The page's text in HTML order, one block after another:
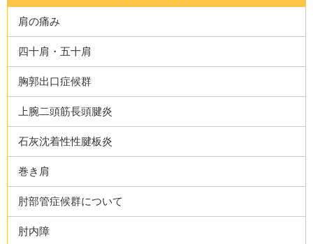
肩の痛み
四十肩・五十肩
胸郭出口症候群
上腕二頭筋長頭腱炎
石灰沈着性性腱板炎
巻き肩
肘部管症候群について
肘内障